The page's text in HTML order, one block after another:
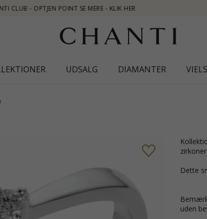
UDSALG DIAMANTER
Kollektionsprøve ring i sølv med blank overflade og 1 facetslebne lyseblå
Dette
uden